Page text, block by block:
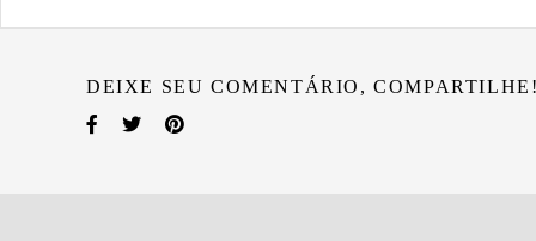
DEIXE SEU COMENTÁRIO,